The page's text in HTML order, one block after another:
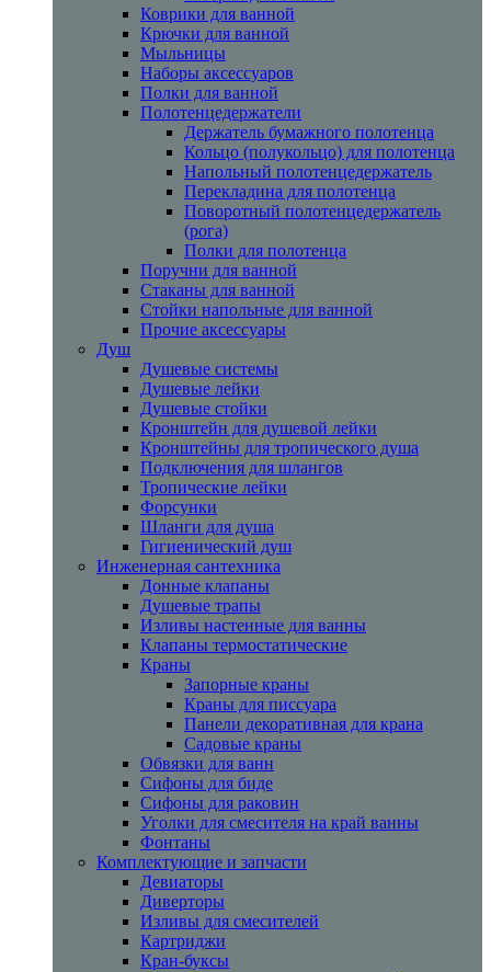
Коврики для ванной
Крючки для ванной
Мыльницы
Наборы аксессуаров
Полки для ванной
Полотенцедержатели
Держатель бумажного полотенца
Кольцо (полукольцо) для полотенца
Напольный полотенцедержатель
Перекладина для полотенца
Поворотный полотенцедержатель
(рога)
Полки для полотенца
Поручни для ванной
Стаканы для ванной
Стойки напольные для ванной
Прочие аксессуары
Душ
Душевые системы
Душевые лейки
Душевые стойки
Кронштейн для душевой лейки
Кронштейны для тропического душа
Подключения для шлангов
Тропические лейки
Форсунки
Шланги для душа
Гигиенический душ
Инженерная сантехника
Донные клапаны
Душевые трапы
Изливы настенные для ванны
Клапаны термостатические
Краны
Запорные краны
Краны для писсуара
Панели декоративная для крана
Садовые краны
Обвязки для ванн
Сифоны для биде
Сифоны для раковин
Уголки для смесителя на край ванны
Фонтаны
Комплектующие и запчасти
Девиаторы
Диверторы
Изливы для смесителей
Картриджи
Кран-буксы